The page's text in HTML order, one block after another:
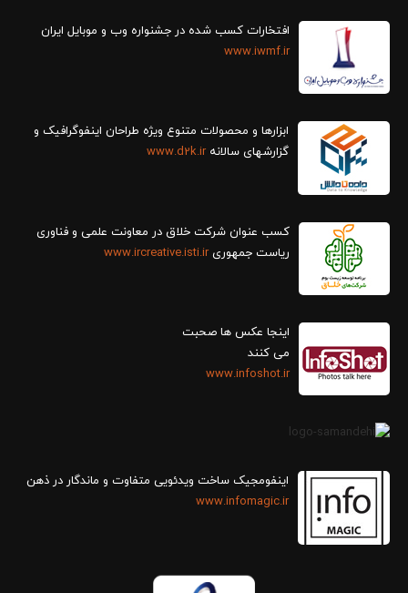
افتخارات کسب شده در جشنواره وب و موبایل ایران
www.iwmf.ir
ابزارها و محصولات متنوع ویژه طراحان اینفوگرافیک و
گزارش‎های سالانه
www.d2k.ir
کسب عنوان شرکت خلاق در معاونت علمی و فناوری
ریاست جمهوریwww.ircreative.isti.ir
اینجا عکس ها صحبت
می کنند
www.infoshot.ir
اینفومجیک ساخت ویدئویی متفاوت و ماندگار در ذهن
www.infomagic.ir